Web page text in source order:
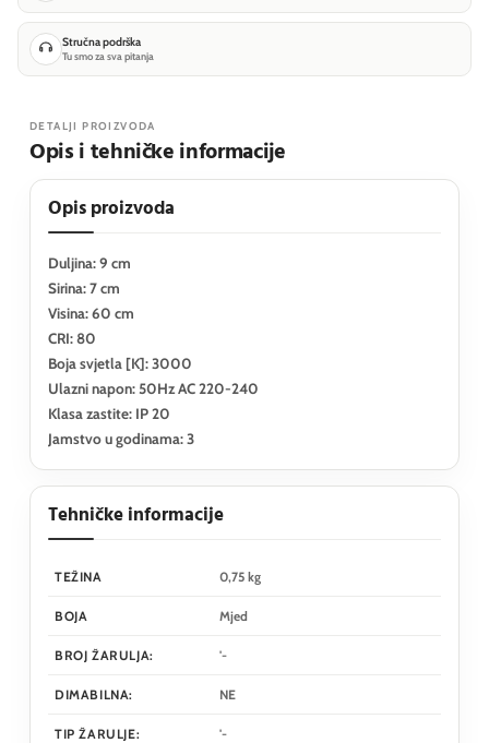
Stručna podrška
Tu smo za sva pitanja
DETALJI PROIZVODA
Opis i tehničke informacije
Opis proizvoda
Duljina: 9 cm
Sirina: 7 cm
Visina: 60 cm
CRI: 80
Boja svjetla [K]: 3000
Ulazni napon: 50Hz AC 220-240
Klasa zastite: IP 20
Jamstvo u godinama: 3
Tehničke informacije
TEŽINA 0,75 kg
BOJA Mjed
BROJ ŽARULJA: '-
DIMABILNA: NE
TIP ŽARULJE: '-